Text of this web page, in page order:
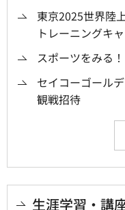
東京2025世界陸
トレーニングキ
スポーツをみる！
セイコーゴール
観戦招待
生涯学習・講